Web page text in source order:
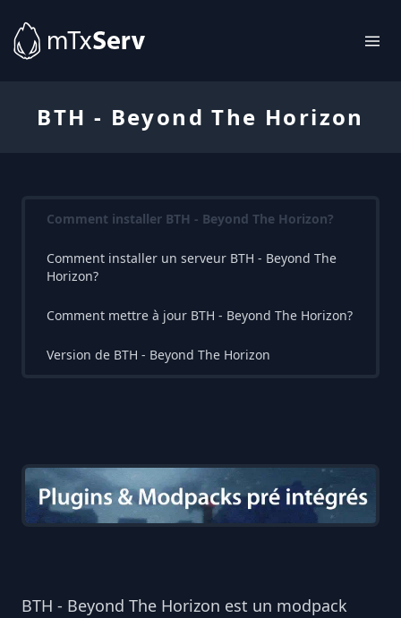
BTH - Beyond The Horizon
Comment installer BTH - Beyond The Horizon?
Comment installer un serveur BTH - Beyond The
Horizon?
Comment mettre à jour BTH - Beyond The Horizon?
Version de BTH - Beyond The Horizon
BTH - Beyond The Horizon est un modpack